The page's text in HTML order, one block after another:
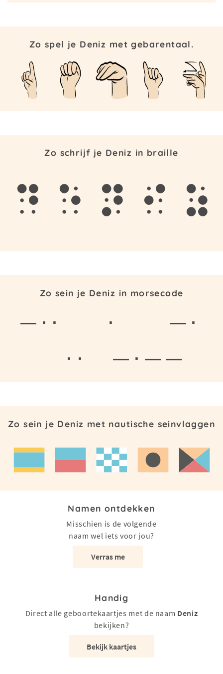
Zo spel je Deniz met gebarentaal.
Zo schrijf je Deniz in braille
d e n i z
Zo sein je Deniz in morsecode
— · · ·
— ·
· ·
— · — —
Zo sein je Deniz met nautische seinvlaggen
Namen ontdekken
Misschien is de volgende
naam wel iets voor jou?
Verras me
Handig
Direct alle geboortekaartjes met de naam Deniz
bekijken?
Bekijk kaartjes